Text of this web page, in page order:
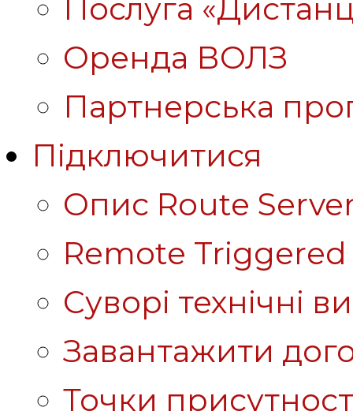
Послуга
Оренда ВОЛЗ
Партнерська
Підключитися
Опис Route
Remote
Суворі технічні
Завантажити
Точки